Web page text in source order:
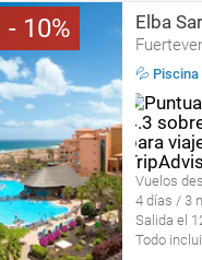
10 Elba
💦
Vuelos
4 días / 3
Salida el
Todo